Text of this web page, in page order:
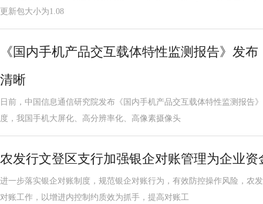
更新包大小为1.08
《国内手机产品交互载体特性监测报告》发
清晰
日前，中国信息通信研究院发布《国内手机产品交互载体特性监测报告
度，我国手机大屏化、高分辨率化、高像素摄像头
农发行文登区支行加强银企对账管理为企业资
进一步落实银企对账制度，规范银企对账行为，有效防控操作风险，农
对账工作，以增进内控制约质效为抓手，提高对账工